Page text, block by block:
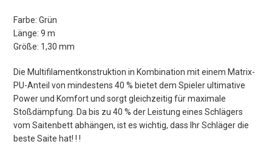
Farbe: Grün
Länge: 9 m
Größe: 1,30 mm
Die Multifilamentkonstruktion in Kombination mit einem Matrix-
PU-Anteil von mindestens 40 % bietet dem Spieler ultimative
Power und Komfort und sorgt gleichzeitig für maximale
Stoßdämpfung. Da bis zu 40 % der Leistung eines Schlägers
vom Saitenbett abhängen, ist es wichtig, dass Ihr Schläger die
beste Saite hat! ! !